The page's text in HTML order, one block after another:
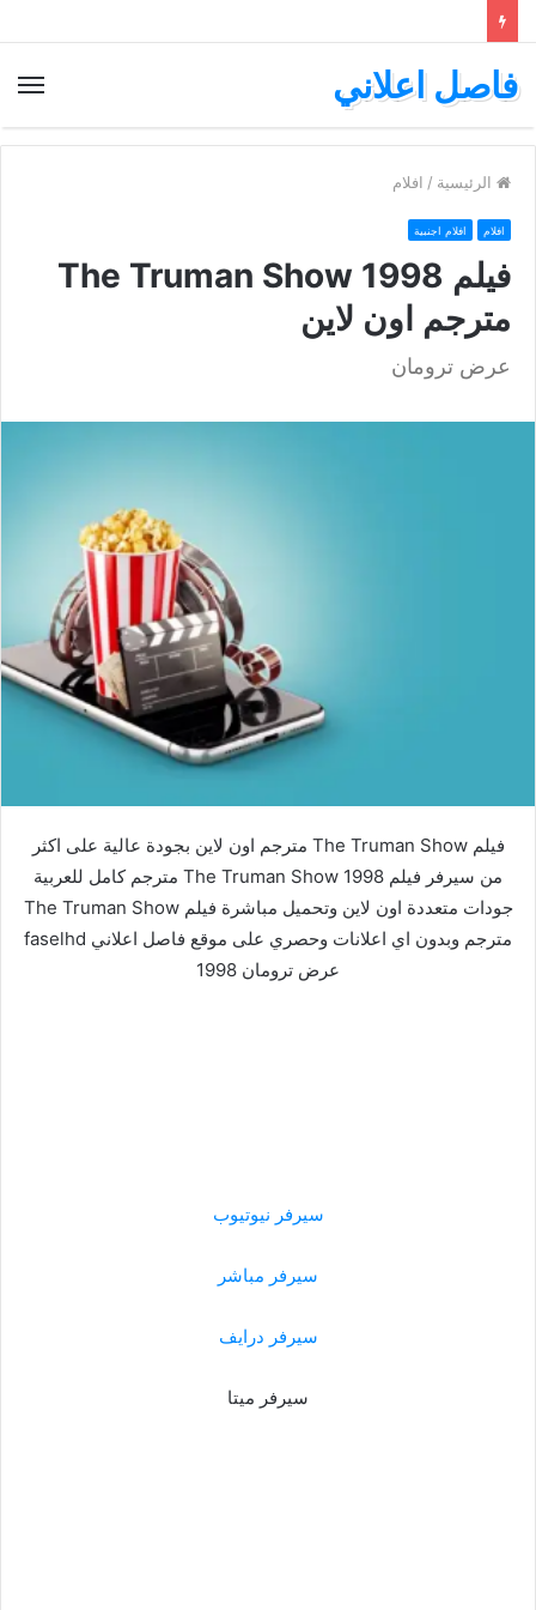
فاصل اعلاني
الرئيسية / افلام
افلام افلام اجنبية
فيلم The Truman Show 1998
مترجم اون لاين
عرض ترومان
فيلم The Truman Show مترجم اون لاين بجودة عالية على اكثر
من سيرفر فيلم The Truman Show 1998 مترجم كامل للعربية
جودات متعددة اون لاين وتحميل مباشرة فيلم The Truman Show
مترجم وبدون اي اعلانات وحصري على موقع فاصل اعلاني faselhd
عرض ترومان 1998
سيرفر نيوتيوب
سيرفر مباشر
سيرفر درايف
سيرفر ميتا